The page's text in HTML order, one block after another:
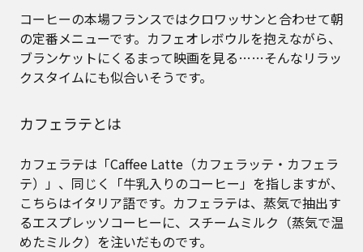
コーヒーの本場フランスではクロワッサンと合わせて朝
の定番メニューです。カフェオレボウルを抱えながら、
ブランケットにくるまって映画を見る……そんなリラッ
クスタイムにも似合いそうです。
カフェラテとは
カフェラテは「Caffee Latte（カフェラッテ・カフェラ
テ）」、同じく「牛乳入りのコーヒー」を指しますが、
こちらはイタリア語です。カフェラテは、蒸気で抽出す
るエスプレッソコーヒーに、スチームミルク（蒸気で温
めたミルク）を注いだものです。